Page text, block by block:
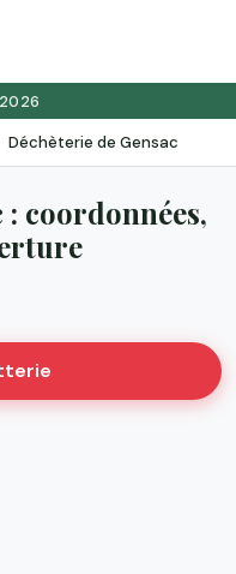
Déchèterie de Gensac
: coordonnées,